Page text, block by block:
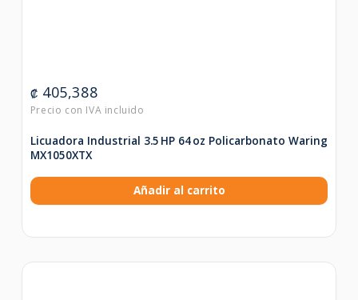
₡ 405,388
Licuadora Industrial 3.5 HP 64 oz Policarbonato Waring
MX1050XTX
Añadir al carrito